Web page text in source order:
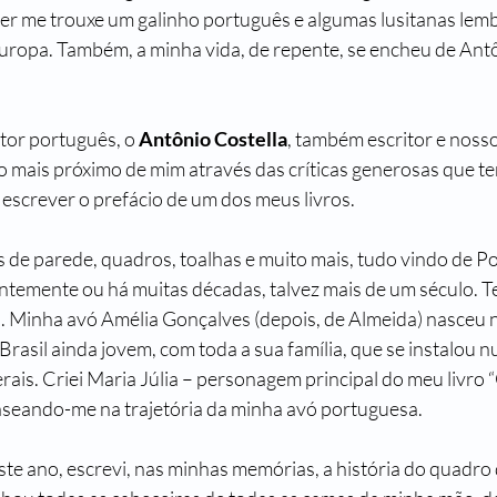
me trouxe um galinho português e algumas lusitanas
Também, a minha vida, de repente, se encheu de
português, o Antônio Costella, também escritor e
mais próximo de mim através das críticas generosas que
o prefácio de um dos meus livros.
de parede, quadros, toalhas e muito mais, tudo vindo de
ou há muitas décadas, talvez mais de um século.
avó Amélia Gonçalves (depois, de Almeida) nasceu
ainda jovem, com toda a sua família, que se instalou
Criei Maria Júlia – personagem principal do meu livro
me na trajetória da minha avó portuguesa.
ano, escrevi, nas minhas memórias, a história do